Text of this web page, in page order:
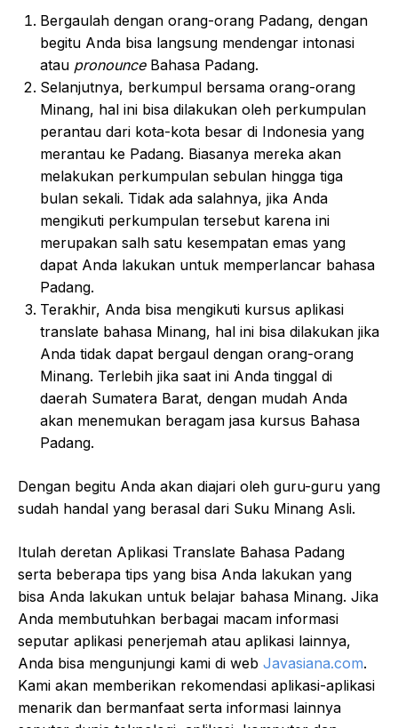
Bergaulah dengan orang-orang Padang, dengan
begitu Anda bisa langsung mendengar intonasi
atau pronounceBahasa Padang.
Selanjutnya, berkumpul bersama orang-orang
Minang, hal ini bisa dilakukan oleh perkumpulan
perantau dari kota-kota besar di Indonesia yang
merantau ke Padang. Biasanya mereka akan
melakukan perkumpulan sebulan hingga tiga
bulan sekali. Tidak ada salahnya, jika Anda
mengikuti perkumpulan tersebut karena ini
merupakan salh satu kesempatan emas yang
dapat Anda lakukan untuk memperlancar bahasa
Padang.
Terakhir, Anda bisa mengikuti kursus aplikasi
translate bahasa Minang, hal ini bisa dilakukan jika
Anda tidak dapat bergaul dengan orang-orang
Minang. Terlebih jika saat ini Anda tinggal di
daerah Sumatera Barat, dengan mudah Anda
akan menemukan beragam jasa kursus Bahasa
Padang.
Dengan begitu Anda akan diajari oleh guru-guru yang
sudah handal yang berasal dari Suku Minang Asli.
Itulah deretan Aplikasi Translate Bahasa Padang
serta beberapa tips yang bisa Anda lakukan yang
bisa Anda lakukan untuk belajar bahasa Minang. Jika
Anda membutuhkan berbagai macam informasi
seputar aplikasi penerjemah atau aplikasi lainnya,
Anda bisa mengunjungi kami di web Javasiana.com.
Kami akan memberikan rekomendasi aplikasi-aplikasi
menarik dan bermanfaat serta informasi lainnya